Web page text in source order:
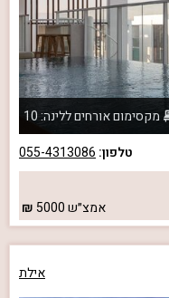
מקסימום אורחים ללינה: 10
טלפון: 055-4313086
אמצ״ש5000
אילת